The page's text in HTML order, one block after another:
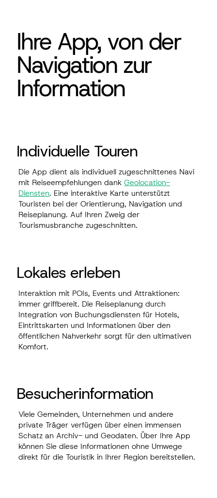
Ihre App, von der
Navigation zur
Information
Individuelle Touren
Die App dient als individuell zugeschnittenes Navi
mit Reiseempfehlungen dankGeolocation-
Diensten. Eine interaktive Karte unterstützt
Touristen bei der Orientierung, Navigation und
Reiseplanung. Auf Ihren Zweig der
Tourismusbranche zugeschnitten.​
Lokales erleben
Interaktion mit POIs, Events und Attraktionen:
immer griffbereit. Die Reiseplanung durch
Integration von Buchungsdiensten für Hotels,
Eintrittskarten und Informationen über den
öffentlichen Nahverkehr sorgt für den ultimativen
Komfort.
Besucherinformation
Viele Gemeinden, Unternehmen und andere
private Träger verfügen über einen immensen
Schatz an Archiv- undGeodaten. Über Ihre App
können Sie diese Informationen ohne Umwege
direkt für die Touristik in Ihrer Region bereitstellen.